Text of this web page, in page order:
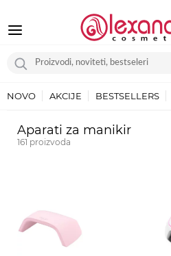
NOVO AKCIJE BESTSELLERS
Aparati za manikir
161 proizvoda